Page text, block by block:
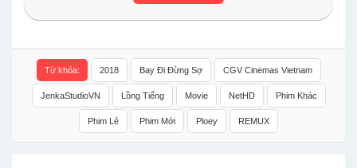
Từ khóa: 2018 Bay Đi Đừng Sợ CGV Cinemas Vietnam
JenkaStudioVN Lồng Tiếng Movie NetHD Phim Khác
Phim Lẻ Phim Mới Ploey REMUX